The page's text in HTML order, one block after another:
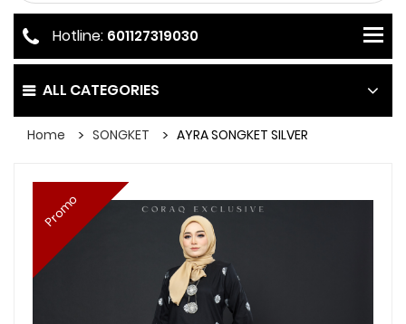
ALL CATEGORIES
Hotline: 601127319030
Home SONGKET AYRA SONGKET SILVER
Promo